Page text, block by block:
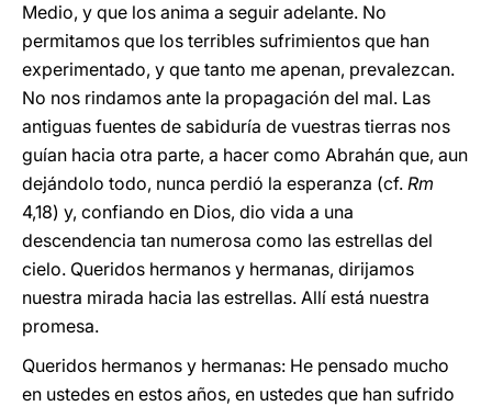
Medio, y que los anima a seguir adelante. No
permitamos que los terribles sufrimientos que han
experimentado, y que tanto me apenan, prevalezcan.
No nos rindamos ante la propagación del mal. Las
antiguas fuentes de sabiduría de vuestras tierras nos
guían hacia otra parte, a hacer como Abrahán que, aun
dejándolo todo, nunca perdió la esperanza (cf. Rm
4,18) y, confiando en Dios, dio vida a una
descendencia tan numerosa como las estrellas del
cielo. Queridos hermanos y hermanas, dirijamos
nuestra mirada hacia las estrellas. Allí está nuestra
promesa.
Queridos hermanos y hermanas: He pensado mucho
en ustedes en estos años, en ustedes que han sufrido